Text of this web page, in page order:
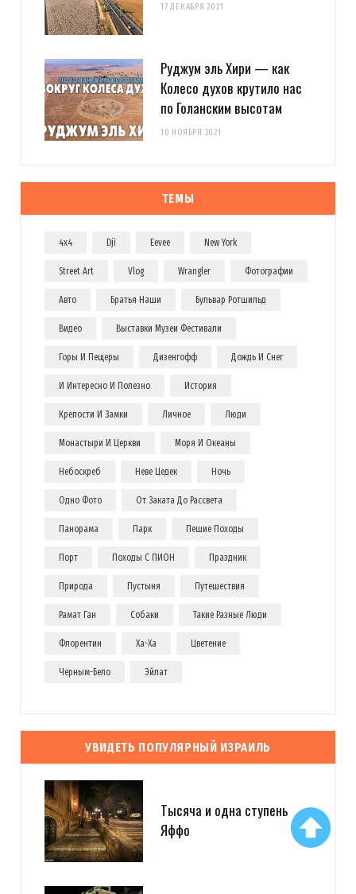
17 ДЕКАБРЯ 2021
Руджум эль Хири — как
Колесо духов крутило нас
по Голанским высотам
10 НОЯБРЯ 2021
ТЕМЫ
4x4 Dji Eevee New York
Street Art Vlog Wrangler Фотографии
Авто Братья Наши Бульвар Ротшильд
Видео Выставки Музеи Фестивали
Горы И Пещеры Дизенгофф Дождь И Снег
И Интересно И Полезно История
Крепости И Замки Личное Люди
Монастыри И Церкви Моря И Океаны
Небоскреб Неве Цедек Ночь
Одно Фото От Заката До Рассвета
Панорама Парк Пешие Походы
Порт Походы С ПИОН Праздник
Природа Пустыня Путешествия
Рамат Ган Собаки Такие Разные Люди
Флорентин Ха-Ха Цветение
Черным-Бело Эйлат
УВИДЕТЬ ПОПУЛЯРНЫЙ ИЗРАИЛЬ
Тысяча и одна ступень
Яффо